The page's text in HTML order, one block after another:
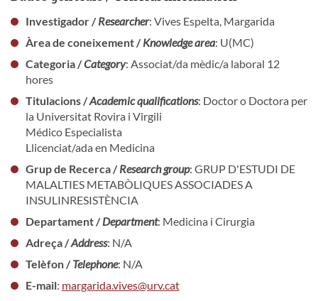
Investigador /Researcher: Vives Espelta, Margarida
Àrea de coneixement /Knowledge area: U(MC)
Categoria /Category: Associat/da mèdic/a laboral 12
hores
Titulacions /Academic qualifications: Doctor o Doctora per
la Universitat Rovira i Virgili
Médico Especialista
Llicenciat/ada en Medicina
Grup de Recerca /Research group: GRUP D'ESTUDI DE
MALALTIES METABÒLIQUES ASSOCIADES A
INSULINRESISTÈNCIA
Departament /Department: Medicina i Cirurgia
Adreça /Address: N/A
Telèfon /Telephone: N/A
E-mail: margarida.vives@urv.cat